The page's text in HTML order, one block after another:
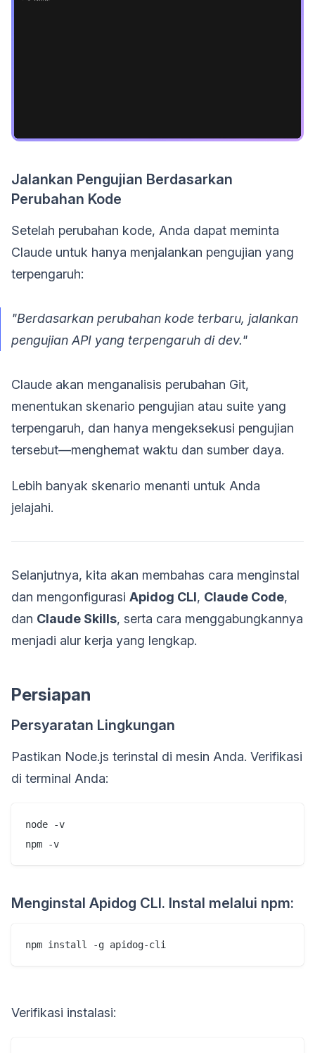
Jalankan Pengujian Berdasarkan
Perubahan Kode
Setelah perubahan kode, Anda dapat meminta
Claude untuk hanya menjalankan pengujian yang
terpengaruh:
"Berdasarkan perubahan kode terbaru, jalankan
pengujian API yang terpengaruh di dev."
Claude akan menganalisis perubahan Git,
menentukan skenario pengujian atau suite yang
terpengaruh, dan hanya mengeksekusi pengujian
tersebut—menghemat waktu dan sumber daya.
Lebih banyak skenario menanti untuk Anda
jelajahi.
Selanjutnya, kita akan membahas cara menginstal
dan mengonfigurasi Apidog CLI, Claude Code,
dan Claude Skills, serta cara menggabungkannya
menjadi alur kerja yang lengkap.
Persiapan
Persyaratan Lingkungan
Pastikan Node.js terinstal di mesin Anda. Verifikasi
di terminal Anda:
node -v
npm -v
Menginstal Apidog CLI. Instal melalui npm:
npm install -g apidog-cli
Verifikasi instalasi: